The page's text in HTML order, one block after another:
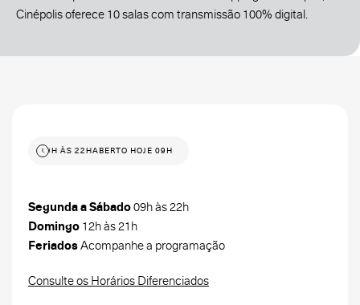
Cinépolis oferece 10 salas com transmissão 100% digital.
HOJE 09H ÀS 22HABERTO HOJE 09H ÀS 22H
Segunda a Sábado09h às 22h
Domingo 12h às 21h
FeriadosAcompanhe a programação
Consulte os Horários Diferenciados